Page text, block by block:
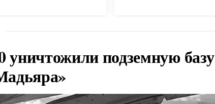
подземную базу